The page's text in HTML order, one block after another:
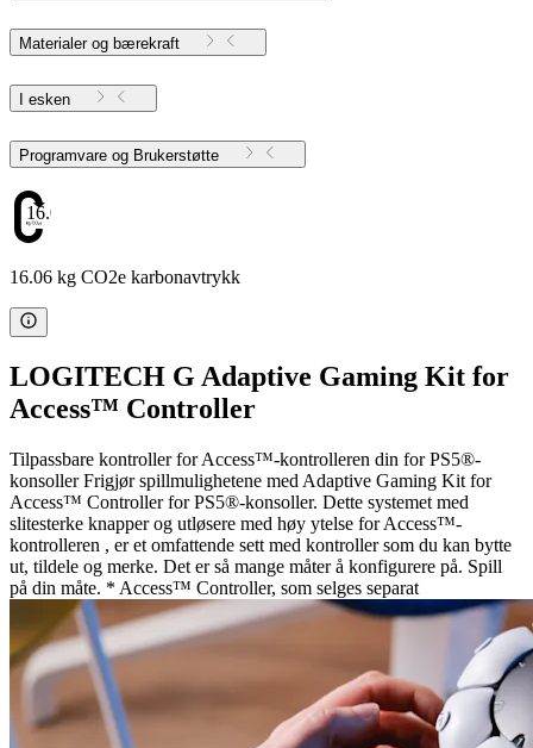
Materialer og bærekraft
I esken
Programvare og Brukerstøtte
16.06
16.06 kg CO2e karbonavtrykk
LOGITECH G Adaptive Gaming Kit for
Access™ Controller
Tilpassbare kontroller for Access™-kontrolleren din for PS5®-
konsoller Frigjør spillmulighetene med Adaptive Gaming Kit for
Access™ Controller for PS5®-konsoller. Dette systemet med
slitesterke knapper og utløsere med høy ytelse for Access™-
kontrolleren , er et omfattende sett med kontroller som du kan bytte
ut, tildele og merke. Det er så mange måter å konfigurere på. Spill
på din måte. * Access™ Controller, som selges separat